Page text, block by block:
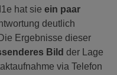
hat sie ein paar
deutlich
Ergebnisse dieser
Bild der Lage
via Telefon